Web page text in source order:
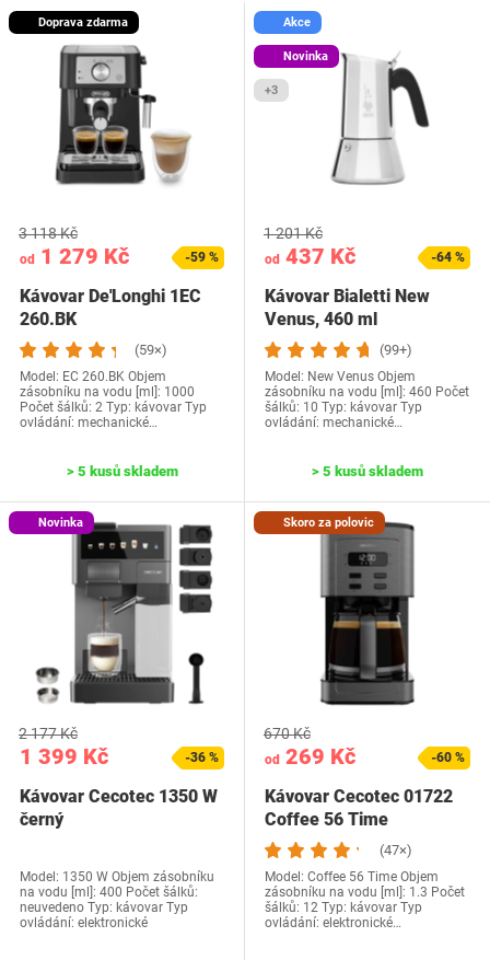
Doprava zdarma
od 1 279 Kč
3 118 Kč
-59 %
Kávovar De'Longhi 1EC
260.BK
(59×)
Model: EC 260.BK Objem
zásobníku na vodu [ml]: 1000
Počet šálků: 2 Typ: kávovar Typ
ovládání: mechanické…
> 5 kusů skladem
Akce
Novinka
+3
od 437 Kč
1 201 Kč
-64 %
Kávovar Bialetti New
Venus, 460 ml
(99+)
Model: New Venus Objem
zásobníku na vodu [ml]: 460 Počet
šálků: 10 Typ: kávovar Typ
ovládání: mechanické…
> 5 kusů skladem
Novinka
1 399 Kč
2 177 Kč
-36 %
Kávovar Cecotec 1350 W
černý
Model: 1350 W Objem zásobníku
na vodu [ml]: 400 Počet šálků:
neuvedeno Typ: kávovar Typ
ovládání: elektronické
Skoro za polovic
od 269 Kč
670 Kč
-60 %
Kávovar Cecotec 01722
Coffee 56 Time
(47×)
Model: Coffee 56 Time Objem
zásobníku na vodu [ml]: 1.3 Počet
šálků: 12 Typ: kávovar Typ
ovládání: elektronické…